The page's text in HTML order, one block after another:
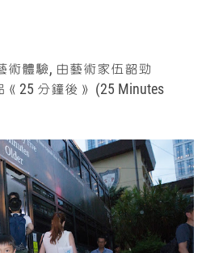
術體驗, 由藝術家伍韶勁
《25 分鐘後》 (25 Minutes